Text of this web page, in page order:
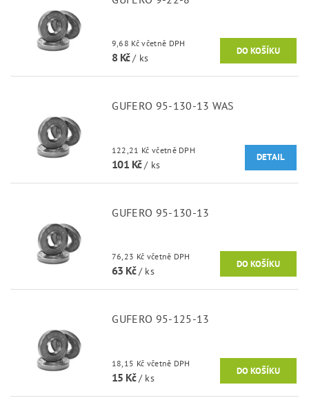
9,68 Kč včetně DPH
8 Kč/ ks
GUFERO 95-130-13 WAS
122,21 Kč včetně DPH
101 Kč/ ks
DETAIL
GUFERO 95-130-13
76,23 Kč včetně DPH
63 Kč/ ks
GUFERO 95-125-13
18,15 Kč včetně DPH
15 Kč/ ks